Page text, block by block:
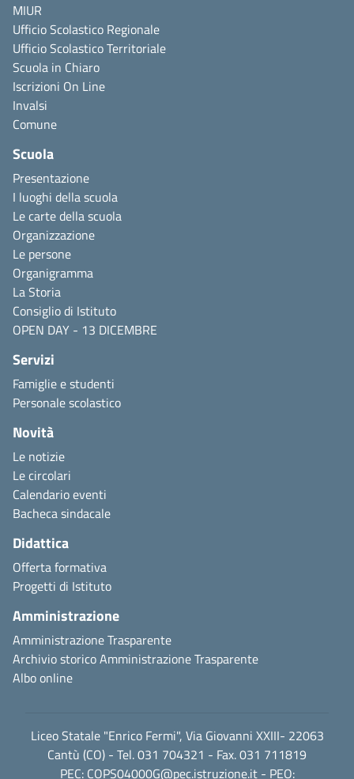
MIUR
Ufficio Scolastico Regionale
Ufficio Scolastico Territoriale
Scuola in Chiaro
Iscrizioni On Line
Invalsi
Comune
Scuola
Presentazione
I luoghi della scuola
Le carte della scuola
Organizzazione
Le persone
Organigramma
La Storia
Consiglio di Istituto
OPEN DAY - 13 DICEMBRE
Servizi
Famiglie e studenti
Personale scolastico
Novità
Le notizie
Le circolari
Calendario eventi
Bacheca sindacale
Didattica
Offerta formativa
Progetti di Istituto
Amministrazione
Amministrazione Trasparente
Archivio storico Amministrazione Trasparente
Albo online
Liceo Statale "Enrico Fermi", Via Giovanni XXIII- 22063
Cantù (CO) - Tel. 031 704321 - Fax. 031 711819
PEC: COPS04000G@pec.istruzione.it- PEO: